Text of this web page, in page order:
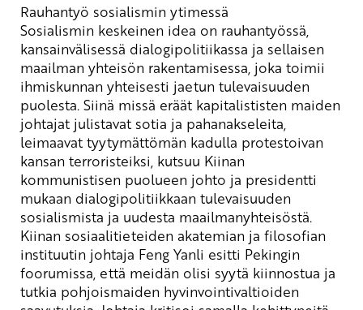
Rauhantyö sosialismin ytimessä
Sosialismin keskeinen idea on rauhantyössä,
kansainvälisessä dialogipolitiikassa ja sellaisen
maailman yhteisön rakentamisessa, joka toimii
ihmiskunnan yhteisesti jaetun tulevaisuuden
puolesta. Siinä missä eräät kapitalististen maiden
johtajat julistavat sotia ja pahanakseleita,
leimaavat tyytymättömän kadulla protestoivan
kansan terroristeiksi, kutsuu Kiinan
kommunistisen puolueen johto ja presidentti
mukaan dialogipolitiikkaan tulevaisuuden
sosialismista ja uudesta maailmanyhteisöstä.
Kiinan sosiaalitieteiden akatemian ja filosofian
instituutin johtaja Feng Yanli esitti Pekingin
foorumissa, että meidän olisi syytä kiinnostua ja
tutkia pohjoismaiden hyvinvointivaltioiden